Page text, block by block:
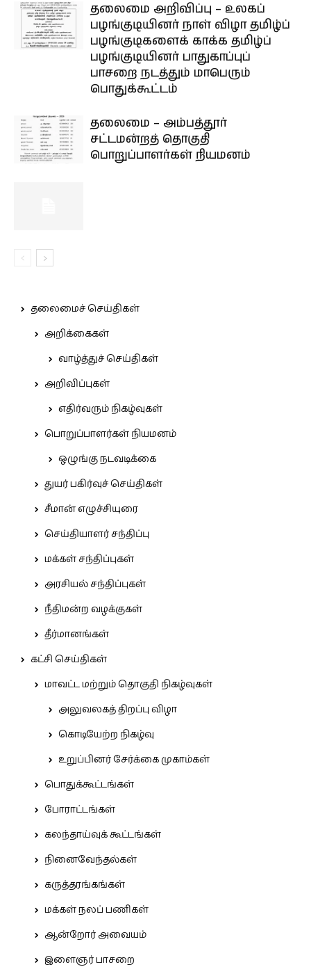
தலைமை அறிவிப்பு – உலகப்
பழங்குடியினர் நாள் விழா தமிழ்ப்
பழங்குடிகளைக் காக்க தமிழ்ப்
பழங்குடியினர் பாதுகாப்புப்
பாசறை நடத்தும் மாபெரும்
பொதுக்கூட்டம்
தலைமை – அம்பத்தூர்
சட்டமன்றத் தொகுதி
பொறுப்பாளர்கள் நியமனம்
தலைமைச் செய்திகள்
அறிக்கைகள்
வாழ்த்துச் செய்திகள்
அறிவிப்புகள்
எதிர்வரும் நிகழ்வுகள்
பொறுப்பாளர்கள் நியமனம்
ஒழுங்கு நடவடிக்கை
துயர் பகிர்வுச் செய்திகள்
சீமான் எழுச்சியுரை
செய்தியாளர் சந்திப்பு
மக்கள் சந்திப்புகள்
அரசியல் சந்திப்புகள்
நீதிமன்ற வழக்குகள்
தீர்மானங்கள்
கட்சி செய்திகள்
மாவட்ட மற்றும் தொகுதி நிகழ்வுகள்
அலுவலகத் திறப்பு விழா
கொடியேற்ற நிகழ்வு
உறுப்பினர் சேர்க்கை முகாம்கள்
பொதுக்கூட்டங்கள்
போராட்டங்கள்
கலந்தாய்வுக் கூட்டங்கள்
நினைவேந்தல்கள்
கருத்தரங்கங்கள்
மக்கள் நலப் பணிகள்
ஆன்றோர் அவையம்
இளைஞர் பாசறை